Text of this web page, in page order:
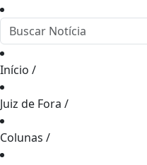
Início /
Juiz de Fora /
Colunas /